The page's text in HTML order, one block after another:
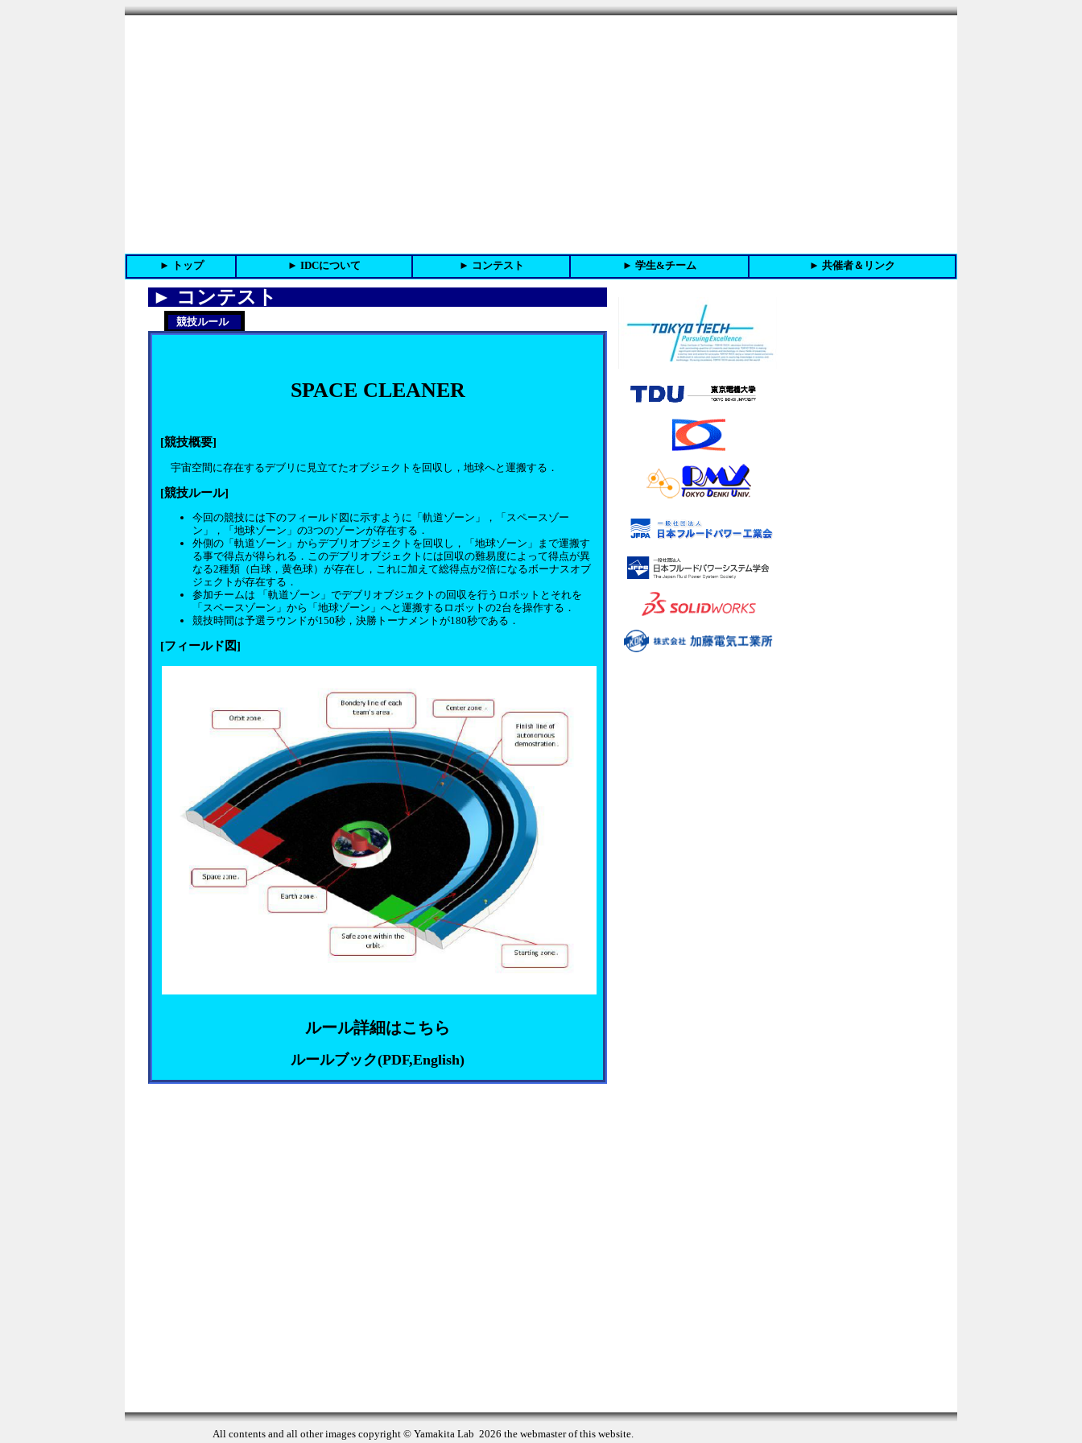
► コンテスト
競技ルール
SPACE CLEANER
[競技概要]
宇宙空間に存在するデブリに見立てたオブジェクトを回収し，地球へと運搬する．
[競技ルール]
今回の競技には下のフィールド図に示すように「軌道ゾーン」，「スペースゾー
ン」，「地球ゾーン」の3つのゾーンが存在する．
外側の「軌道ゾーン」からデブリオブジェクトを回収し，「地球ゾーン」まで運搬す
る事で得点が得られる．このデブリオブジェクトには回収の難易度によって得点が異
なる2種類（白球，黄色球）が存在し，これに加えて総得点が2倍になるボーナスオブ
ジェクトが存在する．
参加チームは 「軌道ゾーン」でデブリオブジェクトの回収を行うロボットとそれを
「スペースゾーン」から「地球ゾーン」へと運搬するロボットの2台を操作する．
競技時間は予選ラウンドが150秒，決勝トーナメントが180秒である．
[フィールド図]
ルール詳細はこちら
ルールブック(PDF,English)